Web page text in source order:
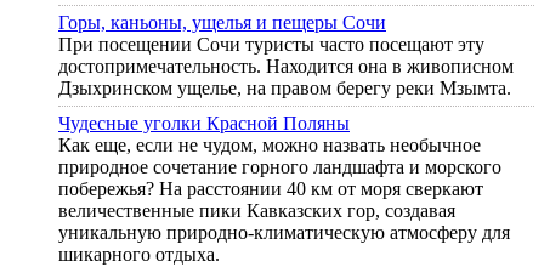
Горы, каньоны, ущелья и пещеры Сочи
При посещении Сочи туристы часто посещают эту
достопримечательность. Находится она в живописном
Дзыхринском ущелье, на правом берегу реки Мзымта.
Чудесные уголки Красной Поляны
Как еще, если не чудом, можно назвать необычное
природное сочетание горного ландшафта и морского
побережья? На расстоянии 40 км от моря сверкают
величественные пики Кавказских гор, создавая
уникальную природно-климатическую атмосферу для
шикарного отдыха.